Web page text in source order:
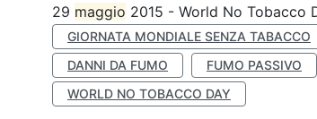
29 maggio 2015 - World No Tobacco
GIORNATA MONDIALE SENZA TABACCO
DANNI DA FUMO
FUMO PASSIVO
WORLD NO TOBACCO DAY